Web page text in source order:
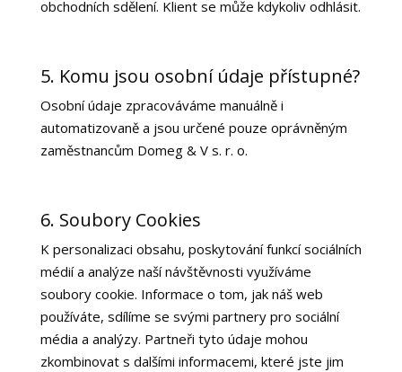
obchodních sdělení. Klient se může kdykoliv odhlásit.
5. Komu jsou osobní údaje přístupné?
Osobní údaje zpracováváme manuálně i
automatizovaně a jsou určené pouze oprávněným
zaměstnancům Domeg & V s. r. o.
6. Soubory Cookies
K personalizaci obsahu, poskytování funkcí sociálních
médií a analýze naší návštěvnosti využíváme
soubory cookie. Informace o tom, jak náš web
používáte, sdílíme se svými partnery pro sociální
média a analýzy. Partneři tyto údaje mohou
zkombinovat s dalšími informacemi, které jste jim